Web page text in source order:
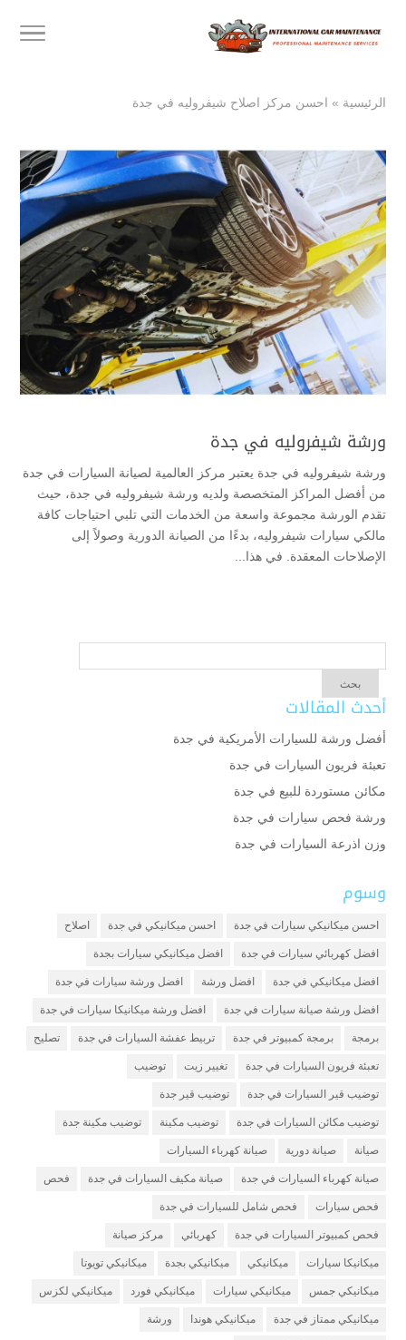
الرئيسية » احسن مركز اصلاح شيفروليه في جدة
ورشة شيفروليه في جدة
ورشة شيفروليه في جدة يعتبر مركز العالمية لصيانة السيارات في جدة
من أفضل المراكز المتخصصة ولديه ورشة شيفروليه في جدة، حيث
تقدم الورشة مجموعة واسعة من الخدمات التي تلبي احتياجات كافة
مالكي سيارات شيفروليه، بدءًا من الصيانة الدورية وصولاً إلى
الإصلاحات المعقدة. في هذا...
أحدث المقالات
أفضل ورشة للسيارات الأمريكية في جدة
تعبئة فريون السيارات في جدة
مكائن مستوردة للبيع في جدة
ورشة فحص سيارات في جدة
وزن اذرعة السيارات في جدة
وسوم
احسن ميكانيكي سيارات في جدة احسن ميكانيكي في جدة اصلاح
افضل كهربائي سيارات في جدة افضل ميكانيكي سيارات بجدة
افضل ميكانيكي في جدة افضل ورشة افضل ورشة سيارات في جدة
افضل ورشة صيانة سيارات في جدة افضل ورشة ميكانيكا سيارات في جدة
برمجة برمجة كمبيوتر في جدة تربيط عفشة السيارات في جدة تصليح
تعبئة فريون السيارات في جدة تغيير زيت توضيب
توضيب قير السيارات في جدة توضيب قير جدة
توضيب مكائن السيارات في جدة توضيب مكينة توضيب مكينة جدة
صيانة صيانة دورية صيانة كهرباء السيارات
صيانة كهرباء السيارات في جدة صيانة مكيف السيارات في جدة فحص
فحص سيارات فحص شامل للسيارات في جدة
فحص كمبيوتر السيارات في جدة كهربائي مركز صيانة
ميكانيكا سيارات ميكانيكي ميكانيكي بجدة ميكانيكي تويوتا
ميكانيكي جمس ميكانيكي سيارات ميكانيكي فورد ميكانيكي لكزس
ميكانيكي ممتاز في جدة ميكانيكي هوندا ورشة